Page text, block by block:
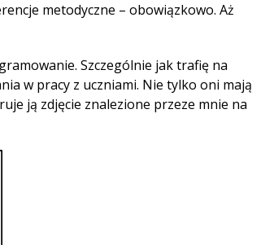
metodyczne – obowiązkowo. Aż
Szczególnie jak trafię na
w pracy z uczniami. Nie tylko oni mają
ją zdjęcie znalezione przeze mnie na